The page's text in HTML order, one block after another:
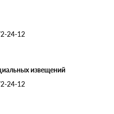
24-12
извещений
24-12